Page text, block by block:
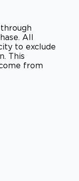
All
to exclude
This
from